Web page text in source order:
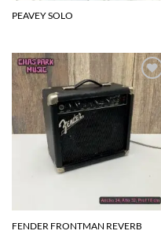
PEAVEY SOLO
Agregar
a la
lista de
deseos
FENDER FRONTMAN REVERB